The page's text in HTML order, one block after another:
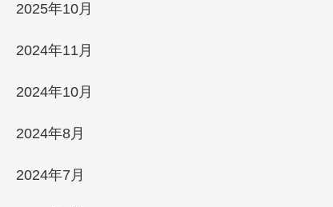
2025年10月
2024年11月
2024年10月
2024年8月
2024年7月